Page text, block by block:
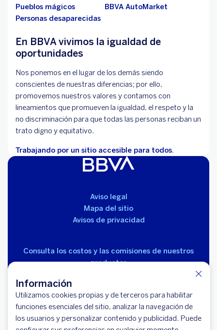
Información
Utilizamos cookies propias y de terceros para habilitar
funciones esenciales del sitio, analizar la navegación de
los usuarios y personalizar contenido y publicidad. Puede
Pueblos mágicos
BBVA AutoMarket
Personas desaparecidas
En BBVA vivimos la igualdad de
oportunidades
Nos ponemos en el lugar de los demás siendo
conscientes de nuestras diferencias; por ello,
promovemos nuestros valores y contamos con
lineamientos que promueven la igualdad, el respeto y la
no discriminación para que todas las personas reciban un
trato digno y equitativo.
Trabajando por un sitio accesible para todos.
Aviso legal
Mapa del sitio
Avisos de privacidad
Consulta los costos y las comisiones de nuestros
productos